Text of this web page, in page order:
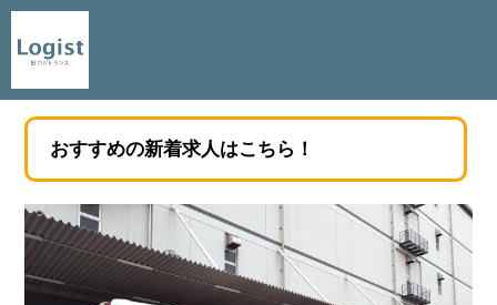
おすすめの新着求人はこちら！